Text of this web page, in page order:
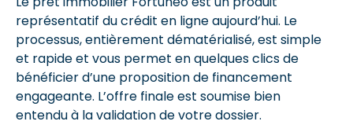
représentatif du crédit en ligne aujourd’hui. Le
processus, entièrement dématérialisé, est simple
et rapide et vous permet en quelques clics de
bénéficier d’une proposition de financement
engageante. L’offre finale est soumise bien
entendu à la validation de votre dossier.